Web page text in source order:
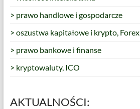
> prawo handlowe i gospodarcze
> oszustwa kapitałowe i krypto, Forex
> prawo bankowe i finanse
> kryptowaluty, ICO
AKTUALNOŚCI: